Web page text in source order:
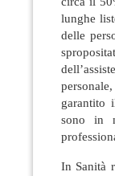
lunghe
delle
sono in
In Sanità